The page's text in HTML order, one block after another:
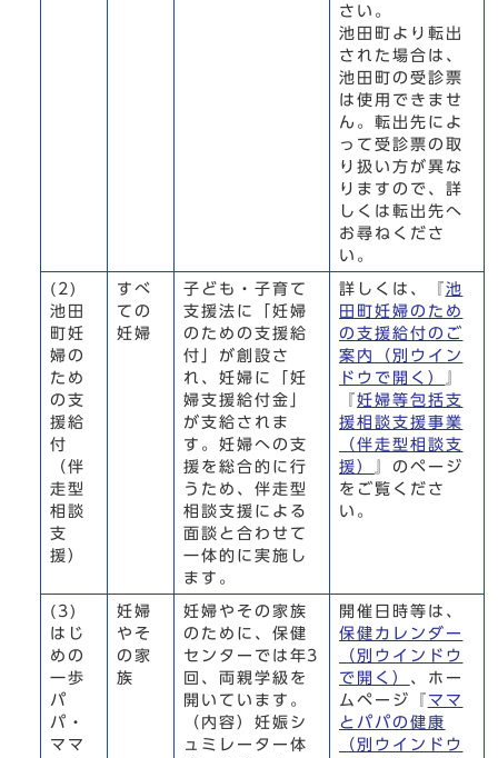
さい。
池田町より転出
された場合は、
池田町の受診票
は使用できませ
ん。転出先によ
って受診票の取
り扱い方が異な
りますので、詳
しくは転出先へ
お尋ねくださ
い。
(2)
池田
町妊
婦の
ため
の支
援給
付
（伴
走型
相談
支
援）
すべ
ての
妊婦
子ども・子育て
支援法に「妊婦
のための支援給
付」が創設さ
れ、妊婦に「妊
婦支援給付金」
が支給されま
す。妊婦への支
援を総合的に行
うため、伴走型
相談支援による
面談と合わせて
一体的に実施し
ます。
詳しくは、『 池
田町妊婦のため
の支援給付のご
案内
（別ウイン
ドウで開く）
妊婦等包括支
援相談支援事業
（伴走型相談支
援）
』のページ
をご覧くださ
い。
(3)
はじ
めの
一歩
パ
パ・
ママ
妊婦
やそ
の家
族
妊婦やその家族
のために、保健
センターでは年3
回、両親学級を
開いています。
（内容）妊娠シ
ュミレーター体
開催日時等は、
保健カレンダー
（別ウインドウ
で開く） 、ホー
ムページ『 ママ
とパパの健康
（別ウインドウ